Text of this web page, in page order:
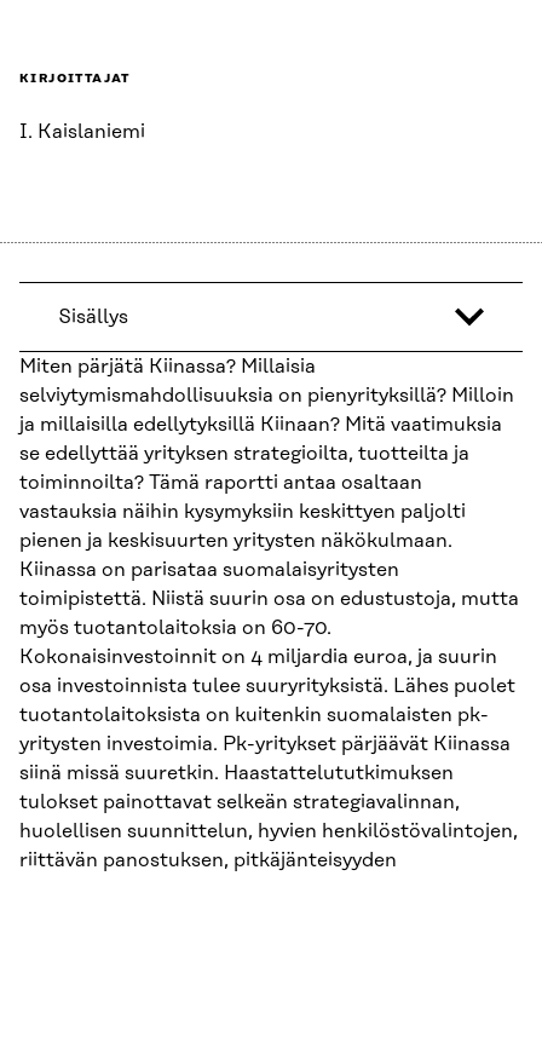
KIRJOITTAJAT
I. Kaislaniemi
Sisällys
Miten pärjätä Kiinassa? Millaisia
selviytymismahdollisuuksia on pienyrityksillä? Milloin
ja millaisilla edellytyksillä Kiinaan? Mitä vaatimuksia
se edellyttää yrityksen strategioilta, tuotteilta ja
toiminnoilta? Tämä raportti antaa osaltaan
vastauksia näihin kysymyksiin keskittyen paljolti
pienen ja keskisuurten yritysten näkökulmaan.
Kiinassa on parisataa suomalaisyritysten
toimipistettä. Niistä suurin osa on edustustoja, mutta
myös tuotantolaitoksia on 60-70.
Kokonaisinvestoinnit on 4 miljardia euroa, ja suurin
osa investoinnista tulee suuryrityksistä. Lähes puolet
tuotantolaitoksista on kuitenkin suomalaisten pk-
yritysten investoimia. Pk-yritykset pärjäävät Kiinassa
siinä missä suuretkin. Haastattelututkimuksen
tulokset painottavat selkeän strategiavalinnan,
huolellisen suunnittelun, hyvien henkilöstövalintojen,
riittävän panostuksen, pitkäjänteisyyden